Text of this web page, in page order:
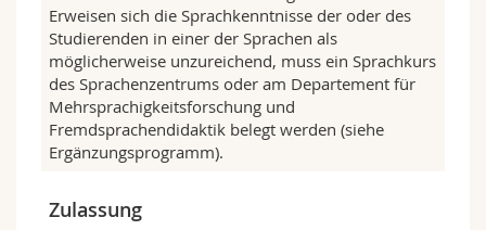
Englisch
oder Italienisch
, muss neben soliden
Sprachkenntnissen in Französisch und Deutsch
auch diese Spezialisierungssprache auf hohem
Niveau beherrscht werden.
Das Programm umfasst Lehrveranstaltungen
zum Spracherwerb und zum Sprachenlehren,
zur mehrsprachigen Kompetenz, zu
Mehrsprachigkeit, zur
Erweisen sich die Sprachkenntnisse der oder des
Studierenden in einer der Sprachen als
möglicherweise unzureichend, muss ein Sprachkurs
des Sprachenzentrums oder am Departement für
Mehrsprachigkeitsforschung und
Fremdsprachendidaktik belegt werden (siehe
Ergänzungsprogramm).
Zulassung